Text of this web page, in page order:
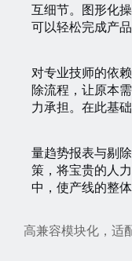
互细节。图形化
可以轻松完成产
对专业技师的依
除流程，让原本
力承担。在此基
量趋势报表与剔
策，将宝贵的人
中，使产线的整
高兼容模块化，适